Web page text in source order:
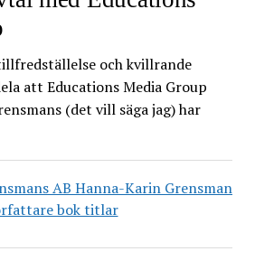
och kvillrande
att Educations Media Group
(det vill säga jag) har